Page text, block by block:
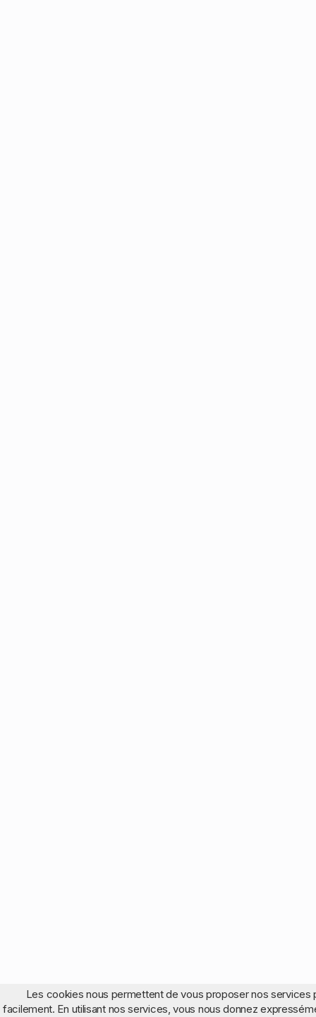
Les cookies nous permettent de vous proposer nos services
facilement. En utilisant nos services, vous nous donnez